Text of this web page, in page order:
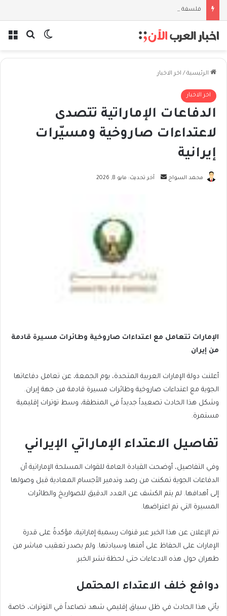
فلسفة الخيط والموج: نصف قرن في مدرسة البحر مع غسان المزيدي
بحثالوضع
الرئيسية / اخر الاخبار
اخر الاخبار
الدفاعات الإماراتية تتصدى
لاعتداءات صاروخية ومسيّرات
إيرانية
محمد السواح
أرسلآخر تحديث: مايو 8, 2026
الإمارات تتعامل مع اعتداءات صاروخية وطائرات مسيرة قادمة
من إيران
أعلنت دولة الإمارات العربية المتحدة، يوم الجمعة، عن تعامل دفاعاتها
الجوية مع اعتداءات صاروخية وطائرات مسيرة قادمة من جهة إيران.
وشكل هذا الحادث تصعيداً جديداً في المنطقة، وسط توترات إقليمية
مستمرة.
تفاصيل الاعتداء الإماراتي الإيراني
وفي التفاصيل، أوضحت القيادة العامة للقوات المسلحة الإماراتية أن
الدفاعات الجوية تمكنت من رصد وتدمير الأجسام المعادية قبل وصولها
إلى أهدافها. لم يتم الكشف عن العدد الدقيق للصواريخ والطائرات
المسيرة التي تم اعتراضها.
تم الإعلان عن هذا الخبر عبر قنوات رسمية إماراتية، مؤكدةً على قدرة
الإمارات على الحفاظ على أمنها وسيادتها. ولم يصدر تعقيب مباشر من
طهران حول هذه الادعاءات حتى لحظة نشر الخبر.
دوافع خلف الاعتداء المحتمل
يأتي هذا الحادث في ظل سياق إقليمي شهد تصاعداً في التوترات، خاصة